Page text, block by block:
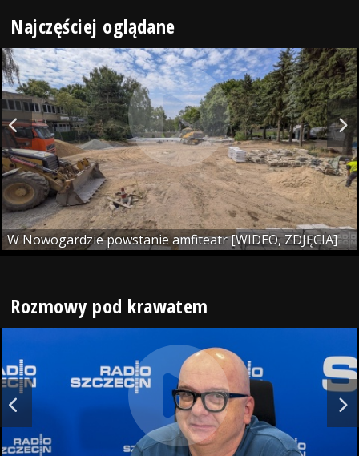
Najczęściej oglądane
W Nowogardzie powstanie amfiteatr [WIDEO, ZDJĘCIA]
Rozmowy pod krawatem